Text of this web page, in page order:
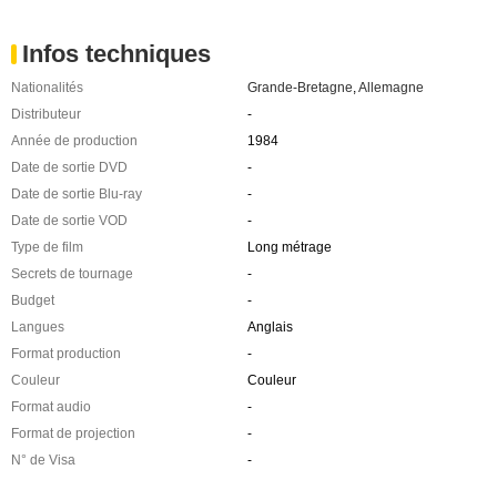
Infos techniques
Nationalités Grande-Bretagne Allemagne
Distributeur
-
Année de production
1984
Date de sortie DVD
-
Date de sortie Blu-ray
-
Date de sortie VOD
-
Type de film
Long métrage
Secrets de tournage
-
Budget
-
Langues
Anglais
Format production
-
Couleur
Couleur
Format audio
-
Format de projection
-
N° de Visa
-